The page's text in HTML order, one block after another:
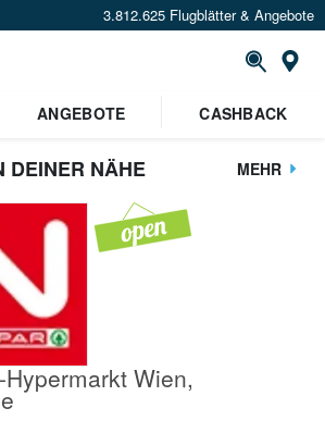
3.812.625 Flugblätter & Angebote
ANGEBOTE CASHBACK
DEINER NÄHE MEHR
Hypermarkt Wien,